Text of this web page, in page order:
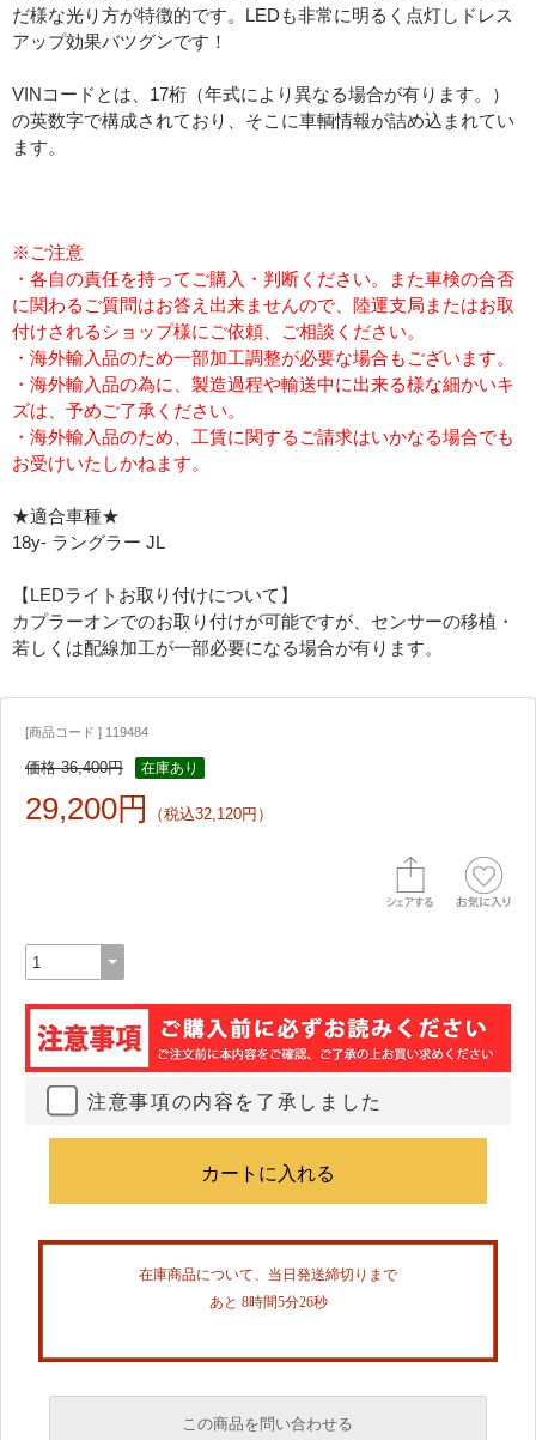
だ様な光り方が特徴的です。LEDも非常に明るく点灯しドレス
アップ効果バツグンです！
VINコードとは、17桁（年式により異なる場合が有ります。）
の英数字で構成されており、そこに車輌情報が詰め込まれてい
ます。
※ご注意
・各自の責任を持ってご購入・判断ください。また車検の合否
に関わるご質問はお答え出来ませんので、陸運支局またはお取
付けされるショップ様にご依頼、ご相談ください。
・海外輸入品のため一部加工調整が必要な場合もございます。
・海外輸入品の為に、製造過程や輸送中に出来る様な細かいキ
ズは、予めご了承ください。
・海外輸入品のため、工賃に関するご請求はいかなる場合でも
お受けいたしかねます。
★適合車種★
18y- ラングラー JL
【LEDライトお取り付けについて】
カプラーオンでのお取り付けが可能ですが、センサーの移植・
若しくは配線加工が一部必要になる場合が有ります。
[商品コード ] 119484
価格 36,400円 在庫あり
29,200円 （税込32,120円）
注意事項の内容を了承しました
在庫商品について、当日発送締切りまで
あと 8時間5分26秒
この商品を問い合わせる